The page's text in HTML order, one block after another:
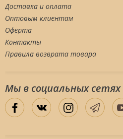
Доставка и оплата
Оптовым клиентам
Оферта
Контакты
Правила возврата товара
Мы в социальных сетяx